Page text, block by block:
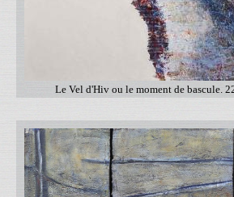
Le Vel d'Hiv ou le moment de bascule.